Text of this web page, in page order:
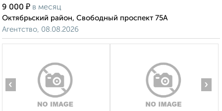
9 000 ₽ в месяц
Октябрьский район, Свободный проспект 75А
Агентство, 08.08.2026
‹ ›